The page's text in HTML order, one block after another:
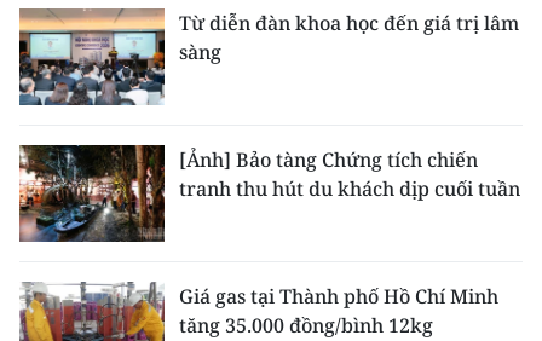
Từ diễn đàn khoa học đến giá trị lâm
sàng
[Ảnh] Bảo tàng Chứng tích chiến
tranh thu hút du khách dịp cuối tuần
Giá gas tại Thành phố Hồ Chí Minh
tăng 35.000 đồng/bình 12kg